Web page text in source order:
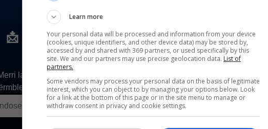
Learn more
Your personal data will be processed and information from your device
(cookies, unique identifiers, and other device data) may be stored by,
accessed by and shared with 369 partners, or used specifically by this
site. We and our partners may use precise geolocation data. List of
partners.
Some vendors may process your personal data on the basis of legitimate
interest, which you can object to by managing your options below. Look
for a link at the bottom of this page or in the site menu to manage or
withdraw consent in privacy and cookie settings.